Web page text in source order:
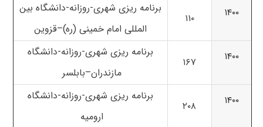
۱۴۰۰ ۱۱۰
برنامه ریزی شهری-روزانه-دانشگاه بین
المللی امام خمینی (ره)–قزوین
۱۴۰۰
۱۶۷
برنامه ریزی شهری-روزانه-دانشگاه
مازندران–بابلسر
۱۴۰۰
۲۰۸
برنامه ریزی شهری-روزانه-دانشگاه
ارومیه